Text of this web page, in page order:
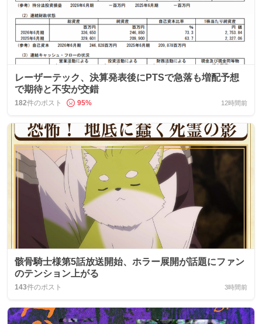
レーザーテック、決算発表後にPTSで急落も増配予想
で期待と不安が交錯
182件のポスト 95% 12時間前
骸骨騎士様第5話放送開始、ホラー展開が話題にファン
のテンション上がる
143件のポスト 3時間前